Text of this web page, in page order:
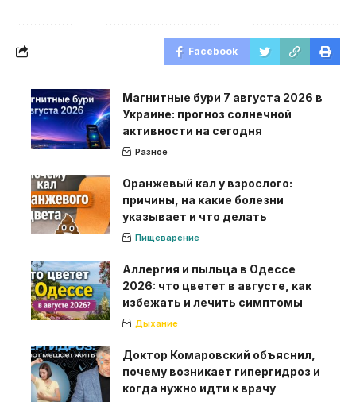
Facebook
Магнитные бури 7 августа 2026 в
Украине: прогноз солнечной
активности на сегодня
Разное
Оранжевый кал у взрослого:
причины, на какие болезни
указывает и что делать
Пищеварение
Аллергия и пыльца в Одессе
2026: что цветет в августе, как
избежать и лечить симптомы
Дыхание
Доктор Комаровский объяснил,
почему возникает гипергидроз и
когда нужно идти к врачу